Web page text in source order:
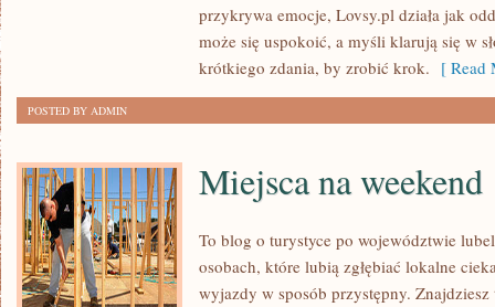
przykrywa emocje, Lovsy.pl działa jak
może się uspokoić, a myśli klarują się w
krótkiego zdania, by zrobić krok. [ Read
POSTED BY ADMIN
Miejsca na weekend
To blog o turystyce po województwie
osobach, które lubią zgłębiać lokalne
wyjazdy w sposób przystępny.